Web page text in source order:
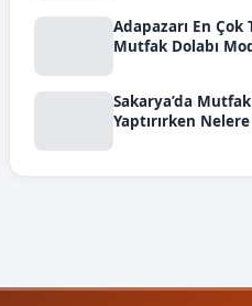
Adapazarı En Çok
Mutfak Dolabı
Sakarya’da Mutfak
Yaptırırken